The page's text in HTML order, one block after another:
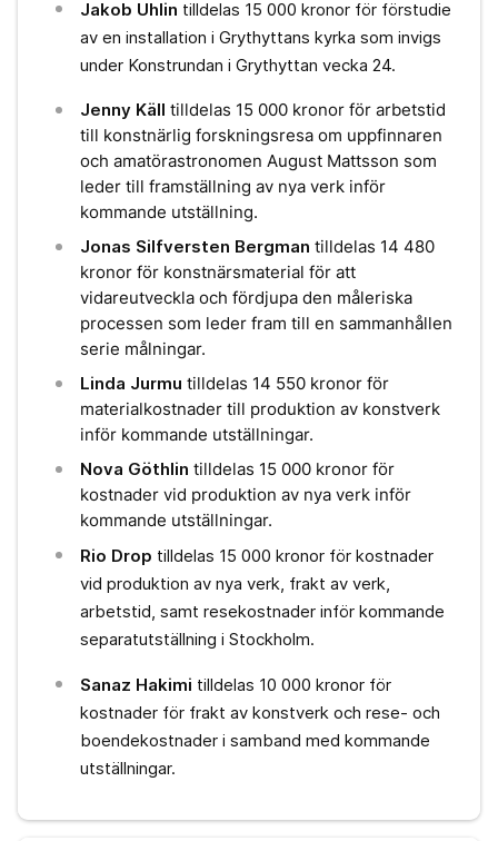
Jakob Uhlin tilldelas 15 000 kronor för förstudie
av en installation i Grythyttans kyrka som invigs
under Konstrundan i Grythyttan vecka 24.
Jenny Käll tilldelas 15 000 kronor för arbetstid
till konstnärlig forskningsresa om uppfinnaren
och amatörastronomen August Mattsson som
leder till framställning av nya verk inför
kommande utställning.
Jonas Silfversten Bergman tilldelas 14 480
kronor för konstnärsmaterial för att
vidareutveckla och fördjupa den måleriska
processen som leder fram till en sammanhållen
serie målningar.
Linda Jurmu tilldelas 14 550 kronor för
materialkostnader till produktion av konstverk
inför kommande utställningar.
Nova Göthlin tilldelas 15 000 kronor för
kostnader vid produktion av nya verk inför
kommande utställningar.
Rio Drop tilldelas 15 000 kronor för kostnader
vid produktion av nya verk, frakt av verk,
arbetstid, samt resekostnader inför kommande
separatutställning i Stockholm.
Sanaz Hakimi tilldelas 10 000 kronor för
kostnader för frakt av konstverk och rese- och
boendekostnader i samband med kommande
utställningar.